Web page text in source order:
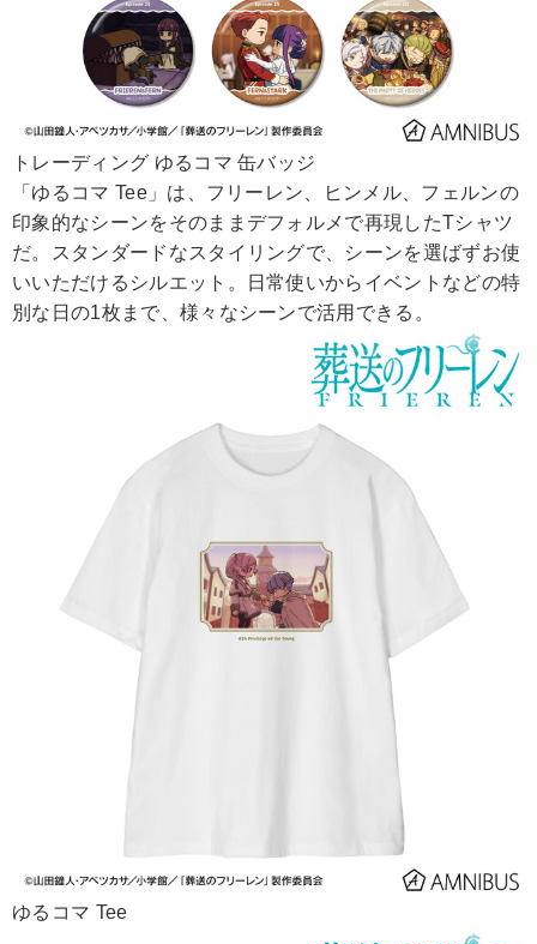
トレーディング ゆるコマ 缶バッジ
「ゆるコマ Tee」は、フリーレン、ヒンメル、フェルンの
印象的なシーンをそのままデフォルメで再現したTシャツ
だ。スタンダードなスタイリングで、シーンを選ばずお使
いいただけるシルエット。日常使いからイベントなどの特
別な日の1枚まで、様々なシーンで活用できる。
ゆるコマ Tee